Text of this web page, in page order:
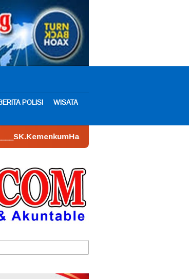
POLISI
WISATA
: AHU – 026590.AH.01.30.___Tahun